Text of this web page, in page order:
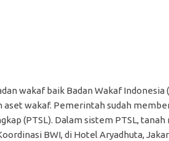
wakaf baik Badan Wakaf
aset wakaf. Pemerintah sudah
(PTSL). Dalam sistem PTSL,
BWI, di Hotel Aryadhuta,